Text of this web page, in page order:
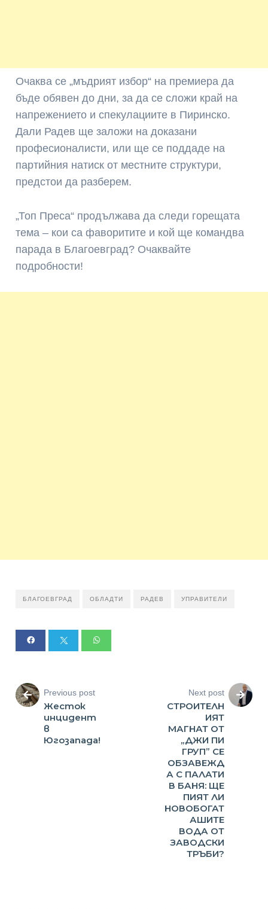
Очаква се „мъдрият избор“ на премиера да
бъде обявен до дни, за да се сложи край на
напрежението и спекулациите в Пиринско.
Дали Радев ще заложи на доказани
професионалисти, или ще се поддаде на
партийния натиск от местните структури,
предстои да разберем.
„Топ Преса“ продължава да следи горещата
тема – кои са фаворитите и кой ще командва
парада в Благоевград? Очаквайте
подробности!
БЛАГОЕВГРАД ОБЛАДТИ РАДЕВ УПРАВИТЕЛИ
Previous post
Жесток
инцидент
в
Югозапада!
Next post
СТРОИТЕЛН
ИЯТ
МАГНАТ ОТ
„ДЖИ ПИ
ГРУП” СЕ
ОБЗАВЕЖД
А С ПАЛАТИ
В БАНЯ: ЩЕ
ПИЯТ ЛИ
НОВОБОГАТ
АШИТЕ
ВОДА ОТ
ЗАВОДСКИ
ТРЪБИ?